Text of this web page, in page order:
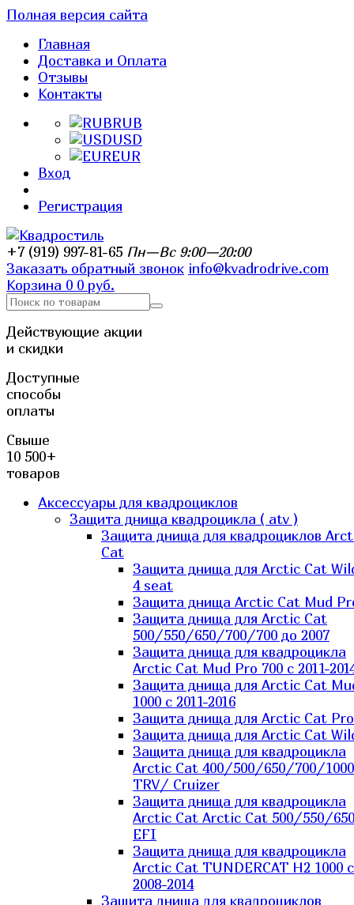
Полная версия сайта
Главная
Доставка и Оплата
Отзывы
Контакты
RUB
USD
EUR
Вход
Регистрация
+7 (919) 997-81-65 Пн—Вс 9:00—20:00
Заказать обратный звонок info@kvadrodrive.com
Корзина 0 0 руб.
Действующие акции
и скидки
Доступные
способы
оплаты
Свыше
10 500+
товаров
Аксессуары для квадроциклов
Защита днища квадроцикла ( atv )
Защита днища для квадроциклов
Cat
Защита днища для Arctic Cat
4 seat
Защита днища Arctic Cat Mud
Защита днища для Arctic Cat
500/550/650/700/700 до 2007
Защита днища для квадроцикла
Arctic Cat Mud Pro 700 с 2011-
Защита днища для Arctic Cat
1000 c 2011-2016
Защита днища для Arctic Cat
Защита днища для Arctic Cat
Защита днища для квадроцикла
Arctic Cat 400/500/650/700/1000
TRV/ Cruizer
Защита днища для квадроцикла
Arctic Cat Arctic Cat 500/550/
EFI
Защита днища для квадроцикла
Arctic Cat TUNDERCAT H2 1000 c
2008-2014
Защита днища для квадроциклов